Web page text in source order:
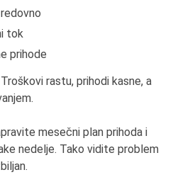
tok
prihode
rastu, prihodi kasne, a
mesečni plan prihoda i
nedelje. Tako vidite problem